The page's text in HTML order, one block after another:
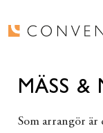
MÄSS &
Som arrangör